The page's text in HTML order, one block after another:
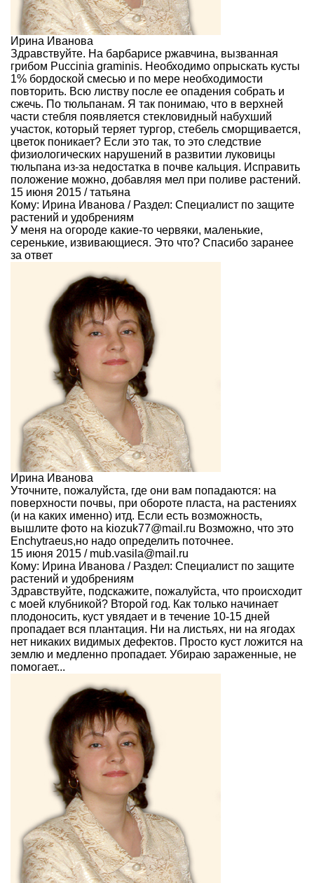
Ирина Иванова
Здравствуйте. На барбарисе ржавчина, вызванная
грибом Puccinia graminis. Необходимо опрыскать кусты
1% бордоской смесью и по мере необходимости
повторить. Всю листву после ее опадения собрать и
сжечь. По тюльпанам. Я так понимаю, что в верхней
части стебля появляется стекловидный набухший
участок, который теряет тургор, стебель сморщивается,
цветок поникает? Если это так, то это следствие
физиологических нарушений в развитии луковицы
тюльпана из-за недостатка в почве кальция. Исправить
положение можно, добавляя мел при поливе растений.
15 июня 2015 / татьяна
Кому: Ирина Иванова / Раздел: Специалист по защите
растений и удобрениям
У меня на огороде какие-то червяки, маленькие,
серенькие, извивающиеся. Это что? Спасибо заранее
за ответ
Ирина Иванова
Уточните, пожалуйста, где они вам попадаются: на
поверхности почвы, при обороте пласта, на растениях
(и на каких именно) итд. Если есть возможность,
вышлите фото на kiozuk77@mail.ru Возможно, что это
Enchytraeus,но надо определить поточнее.
15 июня 2015 / mub.vasila@mail.ru
Кому: Ирина Иванова / Раздел: Специалист по защите
растений и удобрениям
Здравствуйте, подскажите, пожалуйста, что происходит
с моей клубникой? Второй год. Как только начинает
плодоносить, куст увядает и в течение 10-15 дней
пропадает вся плантация. Ни на листьях, ни на ягодах
нет никаких видимых дефектов. Просто куст ложится на
землю и медленно пропадает. Убираю зараженные, не
помогает...